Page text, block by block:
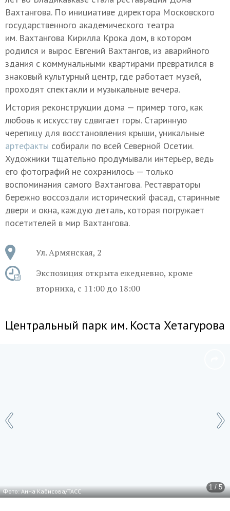
Вахтангова. По инициативе директора Московского
государственного академического театра
им. Вахтангова Кирилла Крока дом, в котором
родился и вырос Евгений Вахтангов, из аварийного
здания с коммунальными квартирами превратился в
знаковый культурный центр, где работает музей,
проходят спектакли и музыкальные вечера.
История реконструкции дома — пример того, как
любовь к искусству сдвигает горы. Старинную
черепицу для восстановления крыши, уникальные
артефакты собирали по всей Северной Осетии.
Художники тщательно продумывали интерьер, ведь
его фотографий не сохранилось — только
воспоминания самого Вахтангова. Реставраторы
бережно воссоздали исторический фасад, старинные
двери и окна, каждую деталь, которая погружает
посетителей в мир Вахтангова.
Ул. Армянская, 2
Экспозиция открыта ежедневно, кроме
вторника, с 11:00 до 18:00
Центральный парк им. Коста Хетагурова
1 / 5
Фото: Анна Кабисова/ТАСС